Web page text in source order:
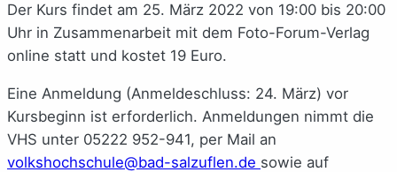
Der Kurs findet am 25. März 2022 von 19:00 bis 20:00
Uhr in Zusammenarbeit mit dem Foto-Forum-Verlag
online statt und kostet 19 Euro.
Eine Anmeldung (Anmeldeschluss: 24. März) vor
Kursbeginn ist erforderlich. Anmeldungen nimmt die
VHS unter 05222 952-941, per Mail an
volkshochschule@bad-salzuflen.de sowie auf